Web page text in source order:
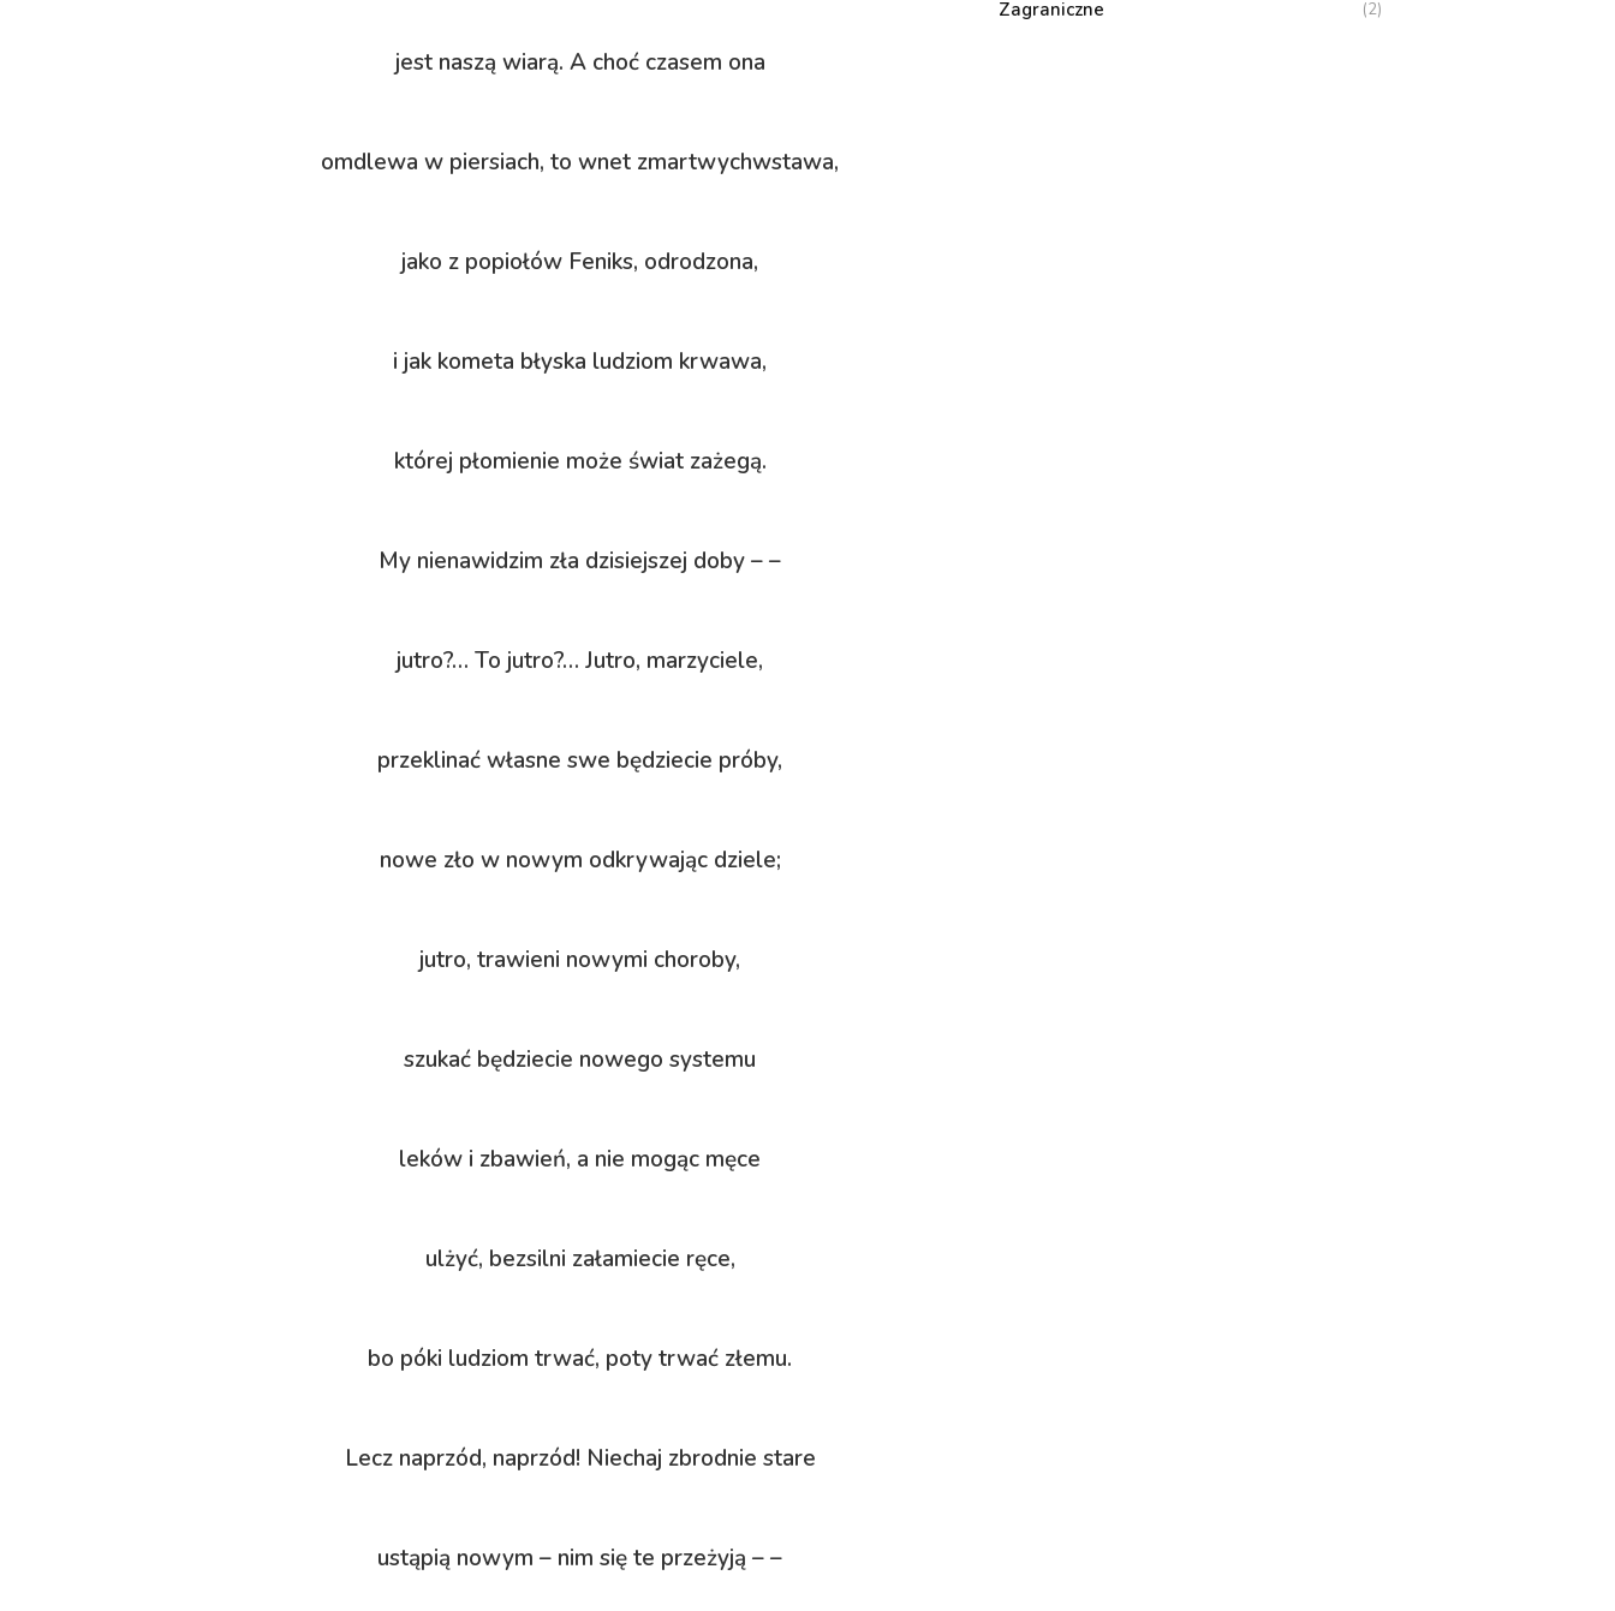
jest naszą wiarą. A choć czasem ona
omdlewa w piersiach, to wnet zmartwychwstawa,
jako z popiołów Feniks, odrodzona,
i jak kometa błyska ludziom krwawa,
której płomienie może świat zażegą.
My nienawidzim zła dzisiejszej doby – –
jutro?… To jutro?… Jutro, marzyciele,
przeklinać własne swe będziecie próby,
nowe zło w nowym odkrywając dziele;
jutro, trawieni nowymi choroby,
szukać będziecie nowego systemu
leków i zbawień, a nie mogąc męce
ulżyć, bezsilni załamiecie ręce,
bo póki ludziom trwać, poty trwać złemu.
Lecz naprzód, naprzód! Niechaj zbrodnie stare
ustąpią nowym – nim się te przeżyją – –
Zagraniczne (2)